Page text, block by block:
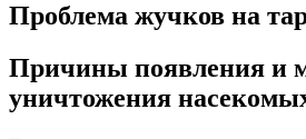
Проблема жучков на
Причины появления и
уничтожения